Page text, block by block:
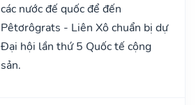
các nước đế quốc để đến
Pêtơrôgrats - Liên Xô chuẩn bị dự
Đại hội lần thứ 5 Quốc tế cộng
sản.